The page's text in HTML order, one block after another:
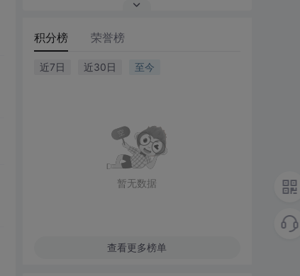
积分榜 荣誉榜
近7日 近30日 至今
暂无数据
查看更多榜单